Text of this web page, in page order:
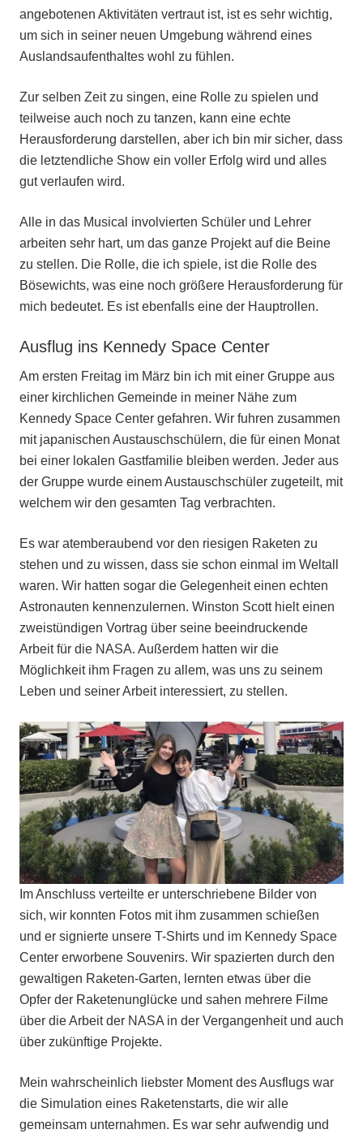
angebotenen Aktivitäten vertraut ist, ist es sehr wichtig,
um sich in seiner neuen Umgebung während eines
Auslandsaufenthaltes wohl zu fühlen.
Zur selben Zeit zu singen, eine Rolle zu spielen und
teilweise auch noch zu tanzen, kann eine echte
Herausforderung darstellen, aber ich bin mir sicher, dass
die letztendliche Show ein voller Erfolg wird und alles
gut verlaufen wird.
Alle in das Musical involvierten Schüler und Lehrer
arbeiten sehr hart, um das ganze Projekt auf die Beine
zu stellen. Die Rolle, die ich spiele, ist die Rolle des
Bösewichts, was eine noch größere Herausforderung für
mich bedeutet. Es ist ebenfalls eine der Hauptrollen.
Ausflug ins Kennedy Space Center
Am ersten Freitag im März bin ich mit einer Gruppe aus
einer kirchlichen Gemeinde in meiner Nähe zum
Kennedy Space Center gefahren. Wir fuhren zusammen
mit japanischen Austauschschülern, die für einen Monat
bei einer lokalen Gastfamilie bleiben werden. Jeder aus
der Gruppe wurde einem Austauschschüler zugeteilt, mit
welchem wir den gesamten Tag verbrachten.
Es war atemberaubend vor den riesigen Raketen zu
stehen und zu wissen, dass sie schon einmal im Weltall
waren. Wir hatten sogar die Gelegenheit einen echten
Astronauten kennenzulernen. Winston Scott hielt einen
zweistündigen Vortrag über seine beeindruckende
Arbeit für die NASA. Außerdem hatten wir die
Möglichkeit ihm Fragen zu allem, was uns zu seinem
Leben und seiner Arbeit interessiert, zu stellen.
Im Anschluss verteilte er unterschriebene Bilder von
sich, wir konnten Fotos mit ihm zusammen schießen
und er signierte unsere T-Shirts und im Kennedy Space
Center erworbene Souvenirs. Wir spazierten durch den
gewaltigen Raketen-Garten, lernten etwas über die
Opfer der Raketenunglücke und sahen mehrere Filme
über die Arbeit der NASA in der Vergangenheit und auch
über zukünftige Projekte.
Mein wahrscheinlich liebster Moment des Ausflugs war
die Simulation eines Raketenstarts, die wir alle
gemeinsam unternahmen. Es war sehr aufwendig und